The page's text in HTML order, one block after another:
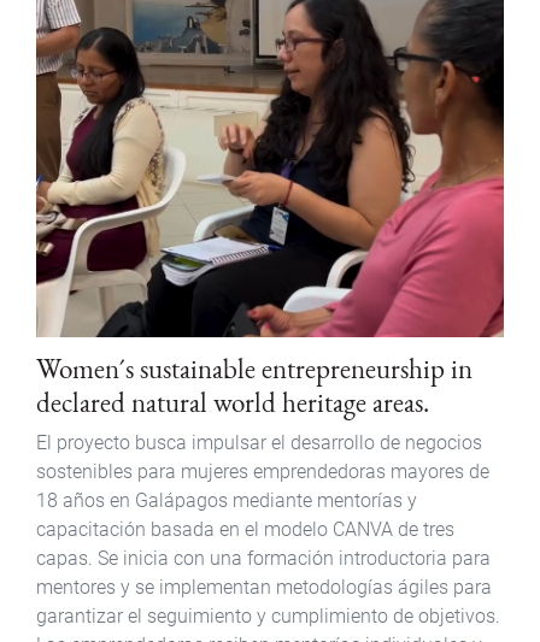
Women´s sustainable entrepreneurship in
declared natural world heritage areas.
El proyecto busca impulsar el desarrollo de negocios
sostenibles para mujeres emprendedoras mayores de
18 años en Galápagos mediante mentorías y
capacitación basada en el modelo CANVA de tres
capas. Se inicia con una formación introductoria para
mentores y se implementan metodologías ágiles para
garantizar el seguimiento y cumplimiento de objetivos.